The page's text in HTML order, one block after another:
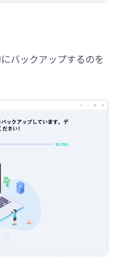
バックアップするのを